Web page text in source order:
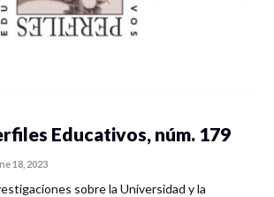
Educativos, núm. 179
18, 2023
sobre la Universidad y la